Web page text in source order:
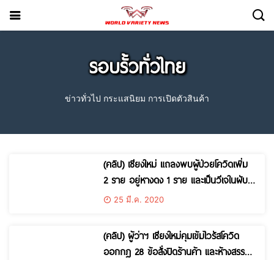
รอบรั้วทั่วไทย
ข่าวทั่วไป กระแสนิยม การเปิดตัวสินค้า
(คลิป) เชียงใหม่ แถลงพบผู้ป่วยโควิดเพิ่ม
2 ราย อยู่หางดง 1 ราย และเป็นวีเจในผับ
อีก 1 ราย
25 มี.ค. 2020
(คลิป) ผู้ว่าฯ เชียงใหม่คุมเข้มไวรัสโควิด
ออกกฎ 28 ข้อสั่งปิดร้านค้า และห้างสรรพ